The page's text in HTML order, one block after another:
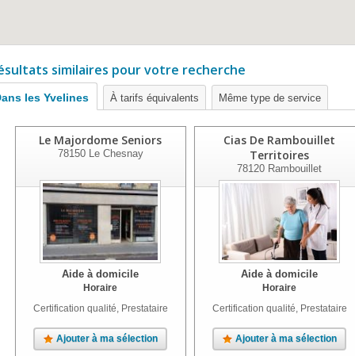
similaires pour votre recherche
les Yvelines À tarifs équivalents Même type de service
Le Majordome Seniors
78150Le Chesnay
Aide à domicile
Horaire
Certification qualité, Prestataire
Ajouter à ma sélection
Cias De Rambouillet
Territoires
78120 Rambouillet
Aide à domicile
Horaire
Certification qualité, Prestataire
Ajouter à ma sélection